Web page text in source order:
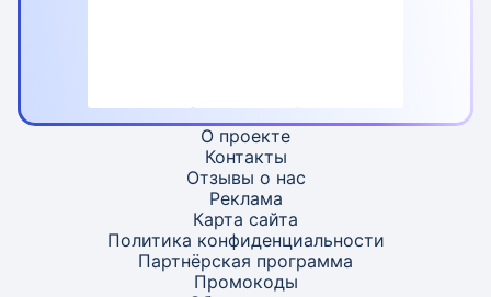
О проекте
Контакты
Отзывы о нас
Реклама
Карта сайта
Политика конфиденциальности
Партнёрская программа
Промокоды